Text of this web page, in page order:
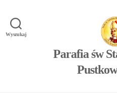
Wyszukaj
Parafia św